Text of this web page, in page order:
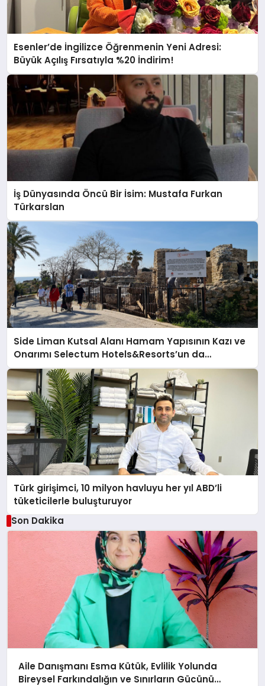
Esenler’de İngilizce Öğrenmenin Yeni Adresi:
Büyük Açılış Fırsatıyla %20 İndirim!
İş Dünyasında Öncü Bir İsim: Mustafa Furkan
Türkarslan
Side Liman Kutsal Alanı Hamam Yapısının Kazı ve
Onarımı Selectum Hotels&Resorts’un da
Katkılarıyla Tamamlandı
Türk girişimci, 10 milyon havluyu her yıl ABD’li
tüketicilerle buluşturuyor
Son Dakika
Aile Danışmanı Esma Kütük, Evlilik Yolunda
Bireysel Farkındalığın ve Sınırların Gücünü